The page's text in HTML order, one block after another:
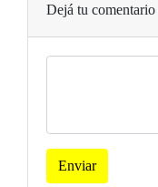
Dejá tu comentario
Enviar